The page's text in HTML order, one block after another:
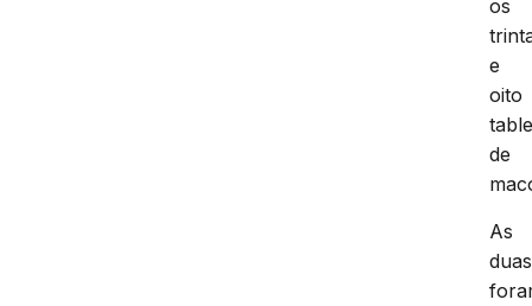
os
e
oito
de
As
duas